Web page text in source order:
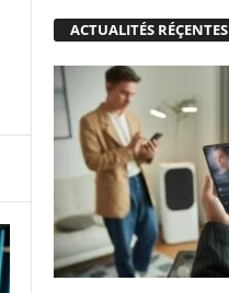
ACTUALITÉS RÉÇENTES